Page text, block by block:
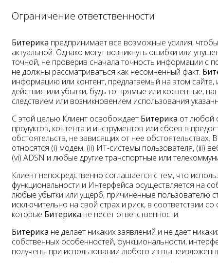
Ограничение ответственности
Битерика предпринимает все возможные усилия,
актуальной. Однако могут возникнуть ошибки или
точной, не проверив сначала точность информации
не должны рассматриваться как несомненный факт.
информацию или контент, предлагаемый на этом сайте,
действия или убытки, будь то прямые или косвенные,
следствием или возникновением использования
С этой целью Клиент освобождает Битерика от любой
продуктов, контента и инструментов или сбоев в
обстоятельств, не зависящих от нее
относятся (i) модем, (ii) ИТ-системы пользователя, (iii)
(vi) ADSN и любые другие транспортные или
Клиент непосредственно соглашается с тем, что
функциональности и Интерфейса осуществляется на
любые убытки или ущерб, причиненные пользователю
исключительно на свой страх и риск, в соответствии
которые Битерика не несет ответственности.
Битерика не делает никаких заявлений и не дает
собственных особенностей, функциональности,
получены при использовании любого из